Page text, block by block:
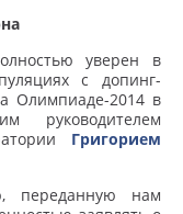
уверен в
с допинг-
Олимпиаде-2014 в
руководителем
Григорием
переданную нам